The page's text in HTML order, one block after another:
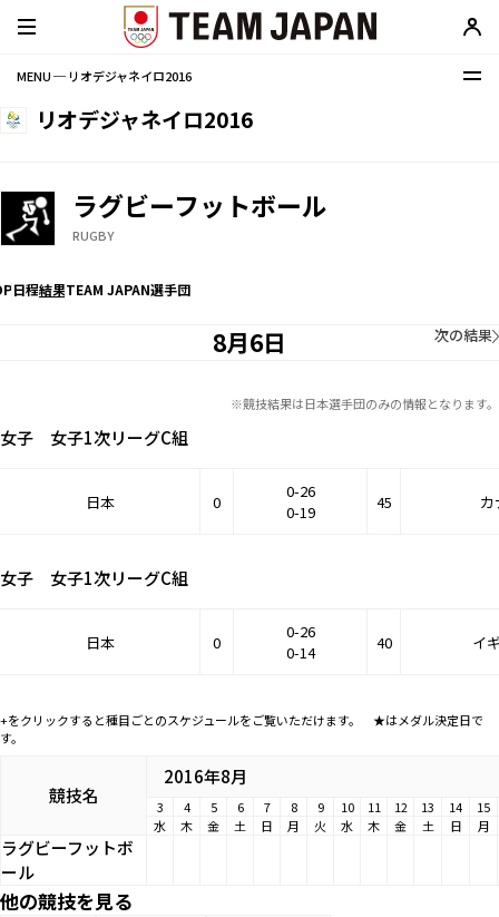
MENU ─ リオデジャネイロ2016
リオデジャネイロ2016
ラグビーフットボール
RUGBY
日程結果TEAM JAPAN選手団
8月6日 次の結果
※競技結果は日本選手団のみの情報となります。
女子 女子1次リーグC組
日本 0
0-26
0-19
45 カ
女子 女子1次リーグC組
日本 0
0-26
0-14
40 イ
+をクリックすると種目ごとのスケジュールをご覧いただけます。 ★はメダル決定日で
す。
競技名
2016年8月
3 4 5 6 7 8 9 10 11 12 13 14
15
水
木 金 土 日 月 火 水 木 金 土 日 月
ラグビーフットボ
ール
他の競技を見る